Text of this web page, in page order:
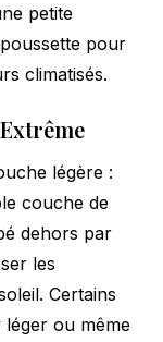
petite
pour
climatisés.
légère :
couche de
dehors par
les
Certains
ou même